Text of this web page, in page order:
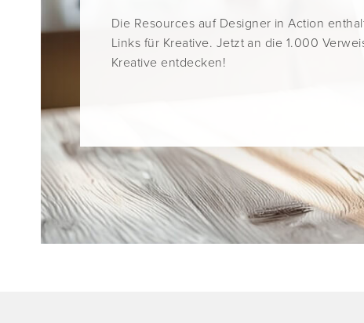
Die Resources auf Designer in Action
Links für Kreative. Jetzt an die 1.000
Kreative entdecken!